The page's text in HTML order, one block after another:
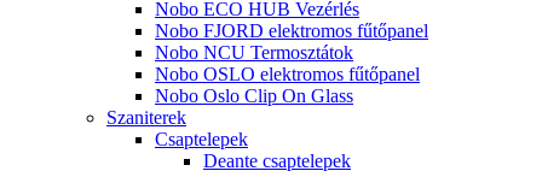
Nobo ECO HUB Vezérlés
Nobo FJORD elektromos fűtőpanel
Nobo NCU Termosztátok
Nobo OSLO elektromos fűtőpanel
Nobo Oslo Clip On Glass
Szaniterek
Csaptelepek
Deante csaptelepek